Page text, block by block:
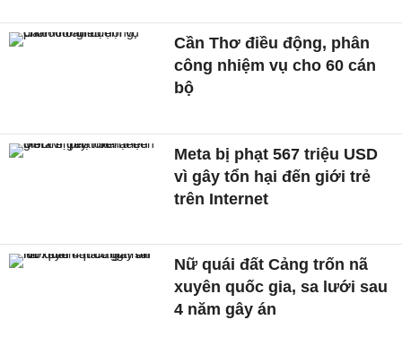
Cần Thơ điều động, phân
công nhiệm vụ cho 60 cán
bộ
Meta bị phạt 567 triệu USD
vì gây tổn hại đến giới trẻ
trên Internet
Nữ quái đất Cảng trốn nã
xuyên quốc gia, sa lưới sau
4 năm gây án